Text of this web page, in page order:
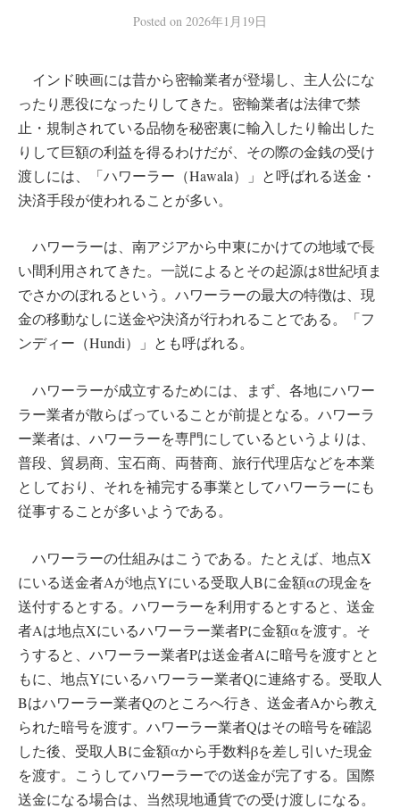
Posted on 2026年1月19日
インド映画には昔から密輸業者が登場し、主人公にな
ったり悪役になったりしてきた。密輸業者は法律で禁
止・規制されている品物を秘密裏に輸入したり輸出した
りして巨額の利益を得るわけだが、その際の金銭の受け
渡しには、「ハワーラー（Hawala）」と呼ばれる送金・
決済手段が使われることが多い。
ハワーラーは、南アジアから中東にかけての地域で長
い間利用されてきた。一説によるとその起源は8世紀頃ま
でさかのぼれるという。ハワーラーの最大の特徴は、現
金の移動なしに送金や決済が行われることである。「フ
ンディー（Hundi）」とも呼ばれる。
ハワーラーが成立するためには、まず、各地にハワー
ラー業者が散らばっていることが前提となる。ハワーラ
ー業者は、ハワーラーを専門にしているというよりは、
普段、貿易商、宝石商、両替商、旅行代理店などを本業
としており、それを補完する事業としてハワーラーにも
従事することが多いようである。
ハワーラーの仕組みはこうである。たとえば、地点X
にいる送金者Aが地点Yにいる受取人Bに金額αの現金を
送付するとする。ハワーラーを利用するとすると、送金
者Aは地点Xにいるハワーラー業者Pに金額αを渡す。そ
うすると、ハワーラー業者Pは送金者Aに暗号を渡すとと
もに、地点Yにいるハワーラー業者Qに連絡する。受取人
Bはハワーラー業者Qのところへ行き、送金者Aから教え
られた暗号を渡す。ハワーラー業者Qはその暗号を確認
した後、受取人Bに金額αから手数料βを差し引いた現金
を渡す。こうしてハワーラーでの送金が完了する。国際
送金になる場合は、当然現地通貨での受け渡しになる。